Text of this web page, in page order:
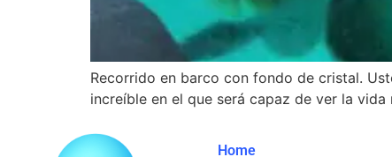
Recorrido en barco con fondo de cristal.
increíble en el que será capaz de ver la
Home